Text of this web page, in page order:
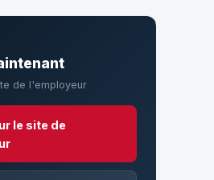
de l'employeur
le site de